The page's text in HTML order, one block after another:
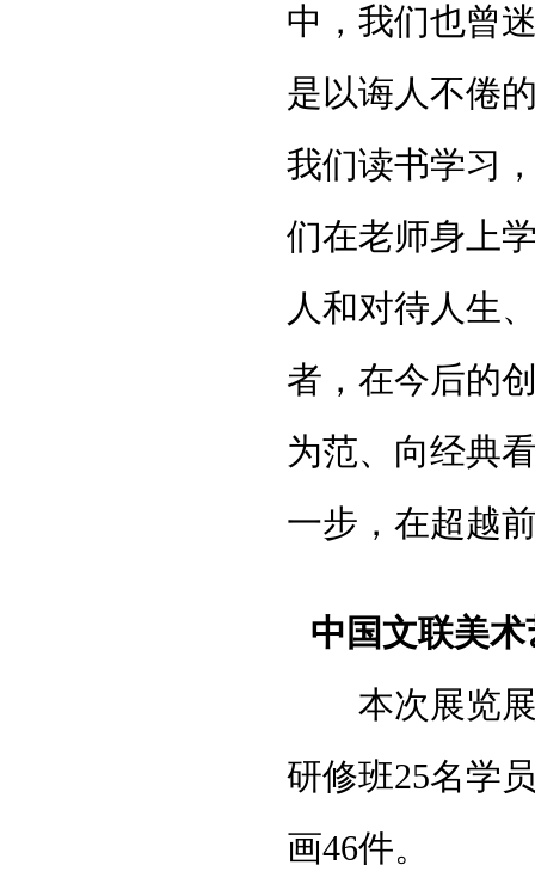
中，我们也曾
是以诲人不倦
我们读书学习
们在老师身上
人和对待人生
者，在今后的
为范、向经典
一步，在超越
中国文联美
本次展览展
研修班25名学
画46件。